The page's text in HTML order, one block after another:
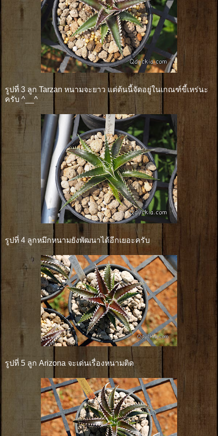
รูปที่ 3 ลูก Tarzan หนามจะยาว แต่ต้นนี้จัดอยู่ในเกณฑ์ขี้เหร่นะ
ครับ ^__^
รูปที่ 4 ลูกหมึกหนามยังพัฒนาได้อีกเยอะครับ
รูปที่ 5 ลูก Arizona จะเด่นเรื่องหนามติด